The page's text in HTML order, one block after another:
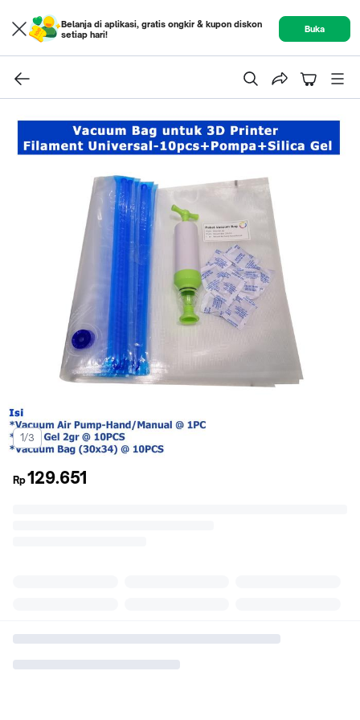
Belanja di aplikasi, gratis ongkir & kupon diskon
setiap hari!
Buka
1/3
Rp129.651